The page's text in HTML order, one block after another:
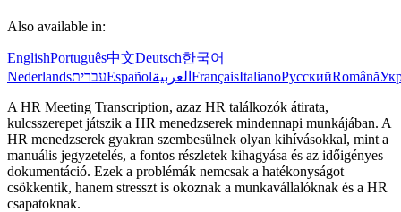
Also available in:
EnglishPortuguês中文Deutsch한국어
NederlandsעבריתEspañolالعربية FrançaisItalianoРусскийRomână
A HR Meeting Transcription, azaz HR találkozók átirata,
kulcsszerepet játszik a HR menedzserek mindennapi munkájában. A
HR menedzserek gyakran szembesülnek olyan kihívásokkal, mint a
manuális jegyzetelés, a fontos részletek kihagyása és az időigényes
dokumentáció. Ezek a problémák nemcsak a hatékonyságot
csökkentik, hanem stresszt is okoznak a munkavállalóknak és a HR
csapatoknak.